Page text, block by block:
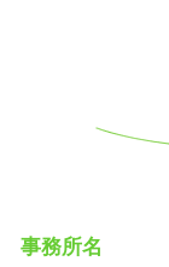
事務所名